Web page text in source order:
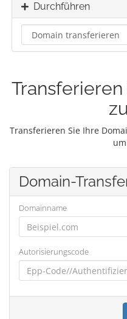
Durchführen
Transferieren Sie Ihre
Domain-
Domainname
Autorisierungscode